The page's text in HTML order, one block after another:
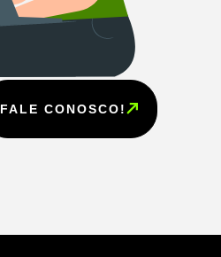
FALE CONOSCO!